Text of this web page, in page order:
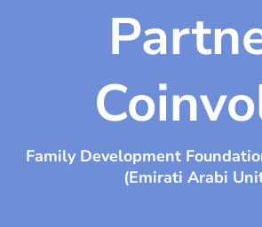
Family Development
(Emirati Arabi